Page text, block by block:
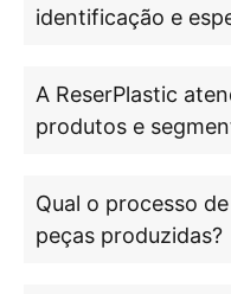
identificação e
A ReserPlastic
produtos e
Qual o processo
peças produzidas?